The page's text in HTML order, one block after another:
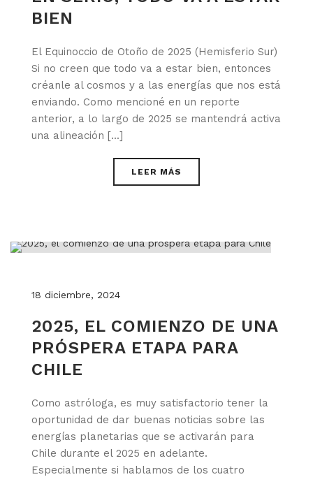
BIEN
El Equinoccio de Otoño de 2025 (Hemisferio Sur)
Si no creen que todo va a estar bien, entonces
créanle al cosmos y a las energías que nos está
enviando. Como mencioné en un reporte
anterior, a lo largo de 2025 se mantendrá activa
una alineación [...]
LEER MÁS
18 diciembre, 2024
2025, EL COMIENZO DE UNA
PRÓSPERA ETAPA PARA
CHILE
Como astróloga, es muy satisfactorio tener la
oportunidad de dar buenas noticias sobre las
energías planetarias que se activarán para
Chile durante el 2025 en adelante.
Especialmente si hablamos de los cuatro